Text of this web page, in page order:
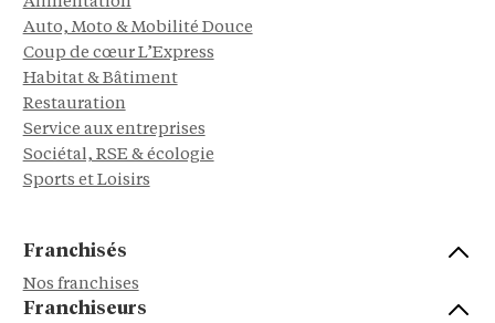
Auto, Moto & Mobilité Douce
Coup de cœur L’Express
Habitat & Bâtiment
Restauration
Service aux entreprises
Sociétal, RSE & écologie
Sports et Loisirs
Franchisés
Nos franchises
Franchiseurs